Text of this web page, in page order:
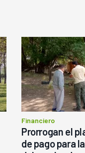
Financiero
Prorrogan el
de pago para